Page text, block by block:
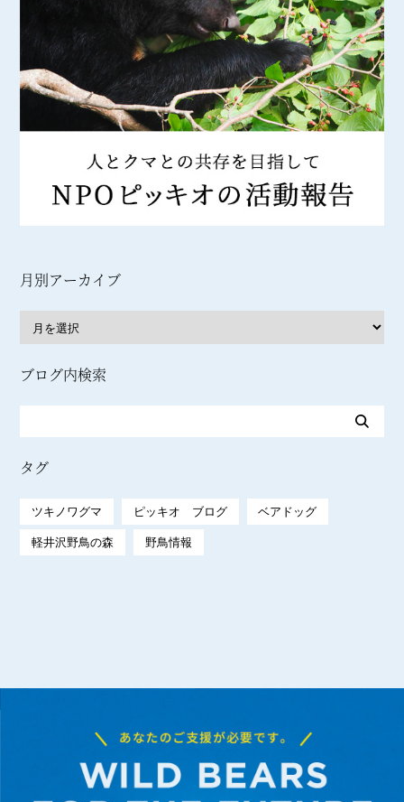
月別アーカイブ
ブログ内検索
タグ
ツキノワグマ ピッキオ ブログ ベアドッグ
軽井沢野鳥の森 野鳥情報